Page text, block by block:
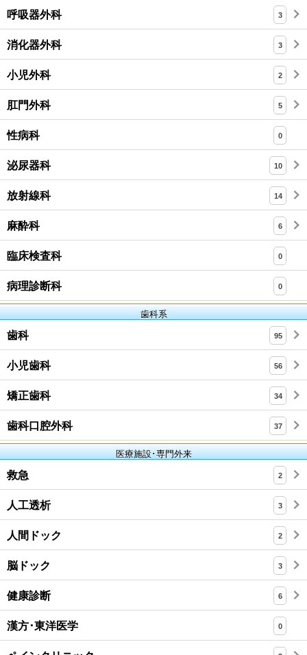
呼吸器外科 3
消化器外科 3
小児外科 2
肛門外科 5
性病科 0
泌尿器科 10
放射線科 14
麻酔科 6
臨床検査科 0
病理診断科 0
歯科系
歯科 95
小児歯科 56
矯正歯科 34
歯科口腔外科 37
医療施設･専門外来
救急 2
人工透析 3
人間ドック 2
脳ドック 3
健康診断 6
漢方･東洋医学 0